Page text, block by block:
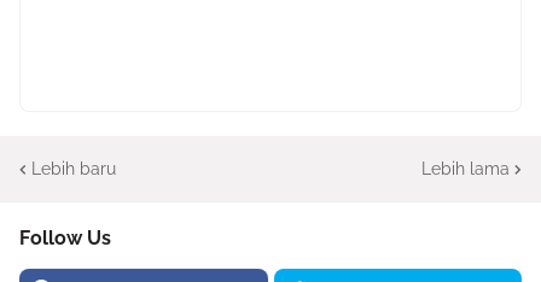
Lebih baru Lebih lama
Follow Us